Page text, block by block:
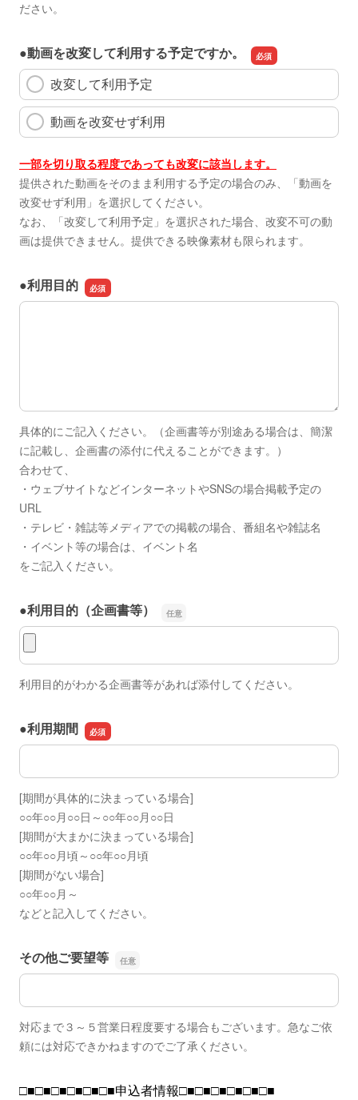
ださい。
●動画を改変して利用する予定ですか。
改変して利用予定
動画を改変せず利用
一部を切り取る程度であっても改変に該当します。
提供された動画をそのまま利用する予定の場合のみ、「動画を
改変せず利用」を選択してください。
なお、「改変して利用予定」を選択された場合、改変不可の動
画は提供できません。提供できる映像素材も限られます。
●利用目的
●利用目的
具体的にご記入ください。（企画書等が別途ある場合は、簡潔
に記載し、企画書の添付に代えることができます。）
合わせて、
・ウェブサイトなどインターネットやSNSの場合掲載予定の
URL
・テレビ・雑誌等メディアでの掲載の場合、番組名や雑誌名
・イベント等の場合は、イベント名
をご記入ください。
●利用目的（企画書等）
●利用目的（企画書等）
利用目的がわかる企画書等があれば添付してください。
●利用期間
●利用期間
[期間が具体的に決まっている場合]
○○年○○月○○日～○○年○○月○○日
[期間が大まかに決まっている場合]
○○年○○月頃～○○年○○月頃
[期間がない場合]
○○年○○月～
などと記入してください。
その他ご要望等
その他ご要望等
対応まで３～５営業日程度要する場合もございます。急なご依
頼には対応できかねますのでご了承ください。
□■□■□■□■□■□■申込者情報□■□■□■□■□■□■